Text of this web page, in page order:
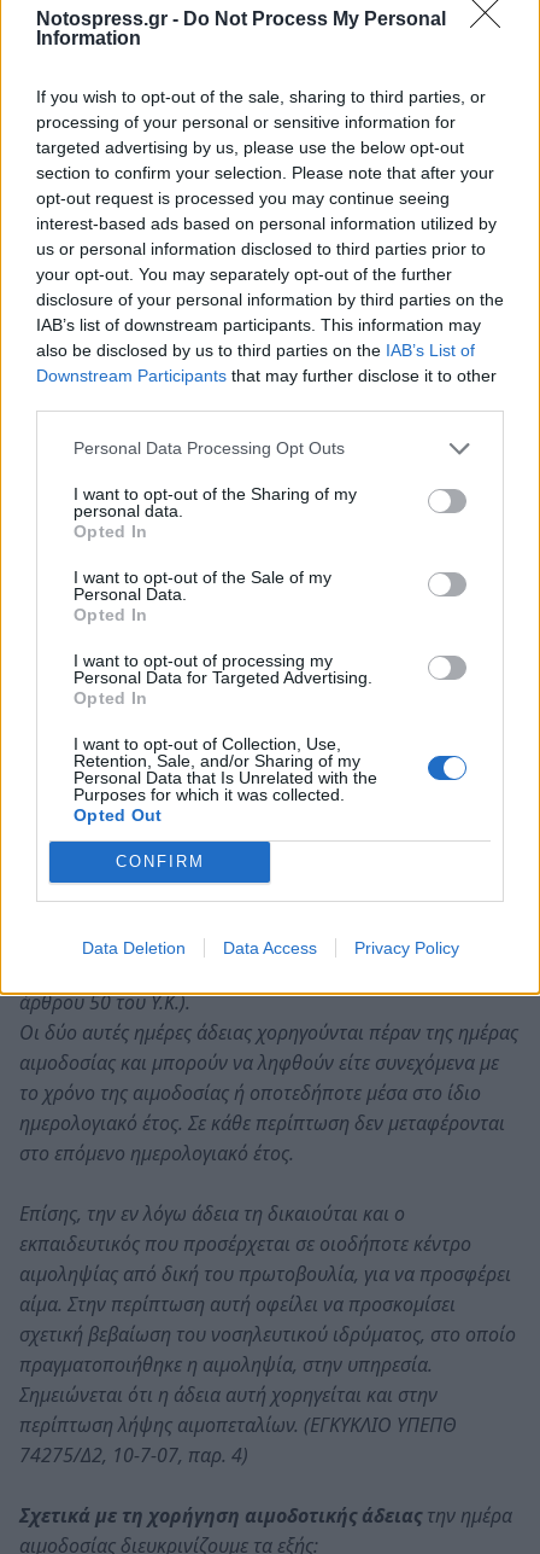
Notospress.gr - Do Not Process My Personal
Information
If you wish to opt-out of the sale, sharing to third parties, or
processing of your personal or sensitive information for
targeted advertising by us, please use the below opt-out
section to confirm your selection. Please note that after your
opt-out request is processed you may continue seeing
interest-based ads based on personal information utilized by
us or personal information disclosed to third parties prior to
your opt-out. You may separately opt-out of the further
disclosure of your personal information by third parties on the
IAB’s list of downstream participants. This information may
also be disclosed by us to third parties on the IAB’s List of
Downstream Participants that may further disclose it to other
Personal Data Processing Opt Outs
I want to opt-out of the Sharing of my
personal data.
Opted In
I want to opt-out of the Sale of my
Personal Data.
Opted In
I want to opt-out of processing my
Personal Data for Targeted Advertising.
Opted In
I want to opt-out of Collection, Use,
Retention, Sale, and/or Sharing of my
Personal Data that Is Unrelated with the
Purposes for which it was collected.
Opted Out
CONFIRM
Data Deletion Data Access Privacy Policy
- Να μην κάνει έντονη σωματική άσκηση την ημέρα της
αιμοδοσίας.
αιμοδοσίας.
- Αποφυγή οινοπνευματωδών ποτών την ημέρα της
αιμοδοσίας.
- Σε περίπτωση αιμορραγίας από το σημείο
φλεβοκέντησης, ο αιμοδότης θα πρέπει να σηκώσει το χέρι
ψηλά και να εφαρμόσει πίεση.
- Ο επίδεσμος μπορεί να αφαιρεθεί μετά από 2-3 ώρες.
- Για οποιοδήποτε πρόβλημα ή απορία ο αιμοδότης μπορεί
να απευθύνεται στο νοσηλευτικό προσωπικό ή στο γιατρό
της αιμοδοσίας.
αλτρουϊσμού και της προσφοράς και η αλληλεγγύη προς
τους συνανθρώπους μας.
- Η δωρεάν και υποχρεωτική εξέταση του αίματος του δότη
για ασθένειες που μεταδίδονται μέσω του αίματος (π.χ.
ηπατίτιδες, ΑΙDS, σύφιλη κλπ).Σημ.: η ενημέρωση γίνεται
μόνο σε προσωπική βάση.
του αίματος και είναι διαδικασία αναζωογόνος για τον
οργανισμό μας.
αναγράφονται οι αιμοληψίες που συμμετείχε ο δότης
καθώς και η Ομάδα αίματος.
Υπενθυμίζεται
Ο εκπαιδευτικός που ανταποκρίνεται σε πρόσκληση από
υπηρεσία αιμοληψίας για κάλυψη έκτακτης ανάγκης,
ομαδική αιμοληψία, δικαιούται ειδική άδεια απουσίας, με
άρθρου 50 του Υ.Κ.).
Οι δύο αυτές ημέρες άδειας χορηγούνται πέραν της ημέρας
αιμοδοσίας και μπορούν να ληφθούν είτε συνεχόμενα με
το χρόνο της αιμοδοσίας ή οποτεδήποτε μέσα στο ίδιο
ημερολογιακό έτος. Σε κάθε περίπτωση δεν μεταφέρονται
στο επόμενο ημερολογιακό έτος.
Επίσης, την εν λόγω άδεια τη δικαιούται και ο
εκπαιδευτικός που προσέρχεται σε οιοδήποτε κέντρο
αιμοληψίας από δική του πρωτοβουλία, για να προσφέρει
αίμα. Στην περίπτωση αυτή οφείλει να προσκομίσει
σχετική βεβαίωση του νοσηλευτικού ιδρύματος, στο οποίο
πραγματοποιήθηκε η αιμοληψία, στην υπηρεσία.
Σημειώνεται ότι η άδεια αυτή χορηγείται και στην
περίπτωση λήψης αιμοπεταλίων. (ΕΓΚΥΚΛΙΟ ΥΠΕΠΘ
74275/Δ2, 10-7-07, παρ. 4)
Σχετικά με τη χορήγηση αιμοδοτικής άδειαςτην ημέρα
αιμοδοσίας διευκρινίζουμε τα εξής: